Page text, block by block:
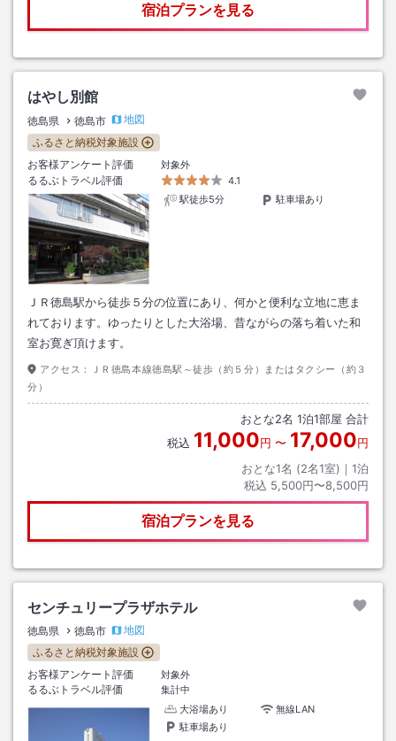
宿泊プランを見る
はやし別館
徳島県 徳島市
地図
ふるさと納税対象施設
お客様アンケート評価
対象外
るるぶトラベル評価
4.1
駅徒歩5分
駐車場あり
ＪＲ徳島駅から徒歩５分の位置にあり、何かと便利な立地に恵ま
れております。ゆったりとした大浴場、昔ながらの落ち着いた和
室お寛ぎ頂けます。
アクセス：
ＪＲ徳島本線徳島駅～徒歩（約５分）またはタクシー（約３
分）
おとな2名 1泊1部屋 合計
税込 11,000円 〜 17,000円
おとな1名 (2名1室)｜ 1泊
税込 5,500円〜8,500円
宿泊プランを見る
センチュリープラザホテル
徳島県 徳島市
地図
ふるさと納税対象施設
お客様アンケート評価
対象外
るるぶトラベル評価
集計中
大浴場あり
無線LAN
駐車場あり